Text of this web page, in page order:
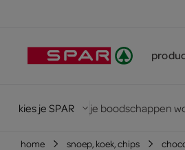
kies je SPAR je boodschappen
home snoep, koek, chips